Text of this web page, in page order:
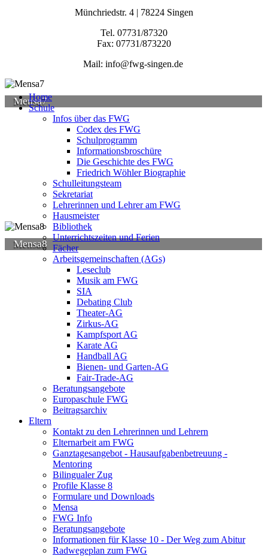
Mensa7
Mensa8
Münchriedstr. 4 | 78224 Singen
Tel. 07731/87320
Fax: 07731/873220
Mail: info@fwg-singen.de
Home
Schule
Infos über das FWG
Codex des FWG
Schulprogramm
Informationsbroschüre
Die Geschichte des FWG
Friedrich Wöhler Biographie
Schulleitungsteam
Sekretariat
Lehrerinnen und Lehrer am FWG
Hausmeister
Bibliothek
Unterrichtszeiten und Ferien
Fächer
Arbeitsgemeinschaften (AGs)
Leseclub
Musik am FWG
SIA
Debating Club
Theater-AG
Zirkus-AG
Kampfsport AG
Karate AG
Handball AG
Bienen- und Garten-AG
Fair-Trade-AG
Beratungsangebote
Europaschule FWG
Beitragsarchiv
Eltern
Kontakt zu den Lehrerinnen und Lehrern
Elternarbeit am FWG
Ganztagesangebot - Hausaufgabenbetreuung -
Mentoring
Bilingualer Zug
Profile Klasse 8
Formulare und Downloads
Mensa
FWG Info
Beratungsangebote
Informationen für Klasse 10 - Der Weg zum Abitur
Radwegeplan zum FWG